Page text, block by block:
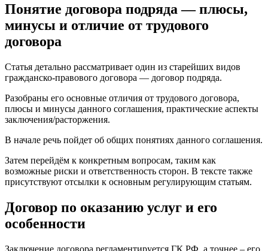
Понятие договора подряда — плюсы,
минусы и отличие от трудового
договора
Статья детально рассматривает один из старейших видов
гражданско-правового договора — договор подряда.
Разобраны его основные отличия от трудового договора,
плюсы и минусы данного соглашения, практические аспекты
заключения/расторжения.
В начале речь пойдет об общих понятиях данного соглашения.
Затем перейдём к конкретным вопросам, таким как
возможные риски и ответственность сторон. В тексте также
присутствуют отсылки к основным регулирующим статьям.
Договор по оказанию услуг и его
особенности
Заключение договора регламентируется ГК РФ, а точнее – его